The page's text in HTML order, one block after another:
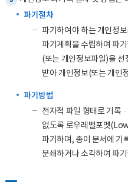
파기절차
파기하여야 하는 개인정
파기계획을 수립하여 파
(또는 개인정보파일)을
받아 개인정보(또는 개인
파기방법
전자적 파일 형태로 기록
없도록 로우레밸포멧
파기하며, 종이 문서에
분쇄하거나 소각하여 파